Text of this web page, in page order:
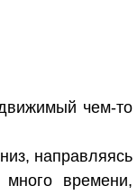
чем-то
направляясь
времени,